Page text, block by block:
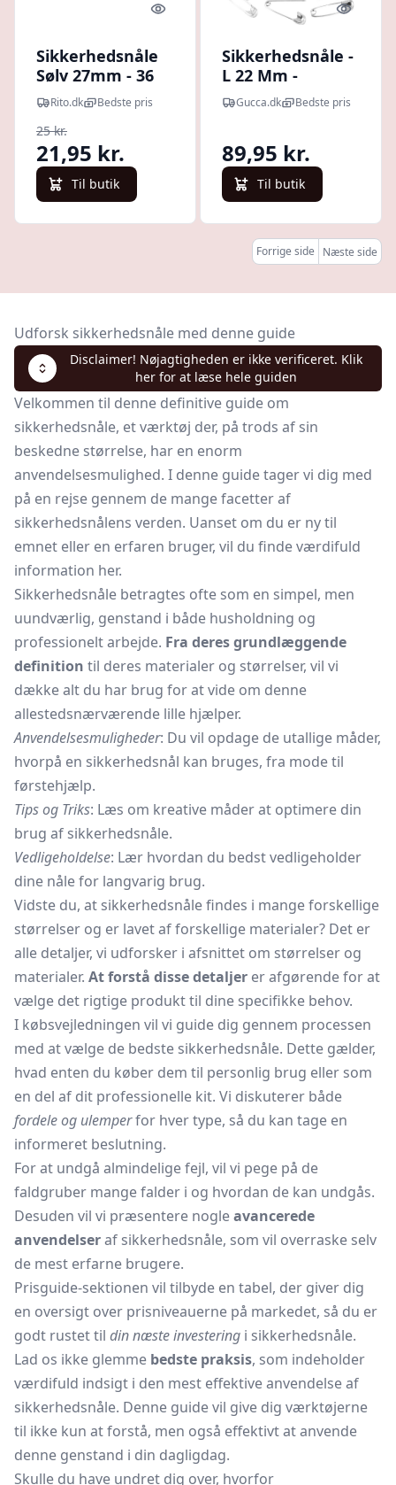
Quick look
Sikkerhedsnåle
Sølv 27mm - 36
stkRito.dk Bedste pris
25 kr.
21,95 kr.
Til butik
Quick
Sikkerhedsnåle -
L 22 Mm -
Tykkelse 0,6 Mm
- Sølv - 500 Stk.
Gucca.dk Bedste pris
89,95 kr.
Til butik
Forrige side Næste side
Udforsk sikkerhedsnåle med denne guide
Disclaimer! Nøjagtigheden er ikke verificeret. Klik
her for at læse hele guiden
Velkommen til denne definitive guide om
sikkerhedsnåle, et værktøj der, på trods af sin
beskedne størrelse, har en enorm
anvendelsesmulighed. I denne guide tager vi dig med
på en rejse gennem de mange facetter af
sikkerhedsnålens verden. Uanset om du er ny til
emnet eller en erfaren bruger, vil du finde værdifuld
information her.
Sikkerhedsnåle betragtes ofte som en simpel, men
uundværlig, genstand i både husholdning og
professionelt arbejde. Fra deres grundlæggende
definition til deres materialer og størrelser, vil vi
dække alt du har brug for at vide om denne
allestedsnærværende lille hjælper.
Anvendelsesmuligheder: Du vil opdage de utallige måder,
hvorpå en sikkerhedsnål kan bruges, fra mode til
førstehjælp.
Tips og Triks: Læs om kreative måder at optimere din
brug af sikkerhedsnåle.
Vedligeholdelse: Lær hvordan du bedst vedligeholder
dine nåle for langvarig brug.
Vidste du, at sikkerhedsnåle findes i mange forskellige
størrelser og er lavet af forskellige materialer? Det er
alle detaljer, vi udforsker i afsnittet om størrelser og
materialer. At forstå disse detaljer er afgørende for at
vælge det rigtige produkt til dine specifikke behov.
I købsvejledningen vil vi guide dig gennem processen
med at vælge de bedste sikkerhedsnåle. Dette gælder,
hvad enten du køber dem til personlig brug eller som
en del af dit professionelle kit. Vi diskuterer både
fordele og ulemperfor hver type, så du kan tage en
informeret beslutning.
For at undgå almindelige fejl, vil vi pege på de
faldgruber mange falder i og hvordan de kan undgås.
Desuden vil vi præsentere nogleavancerede
anvendelseraf sikkerhedsnåle, som vil overraske selv
de mest erfarne brugere.
Prisguide-sektionen vil tilbyde en tabel, der giver dig
en oversigt over prisniveauerne på markedet, så du er
godt rustet til din næste investering i sikkerhedsnåle.
Lad os ikke glemme bedste praksis, som indeholder
værdifuld indsigt i den mest effektive anvendelse af
sikkerhedsnåle. Denne guide vil give dig værktøjerne
til ikke kun at forstå, men også effektivt at anvende
denne genstand i din dagligdag.
Skulle du have undret dig over, hvorfor